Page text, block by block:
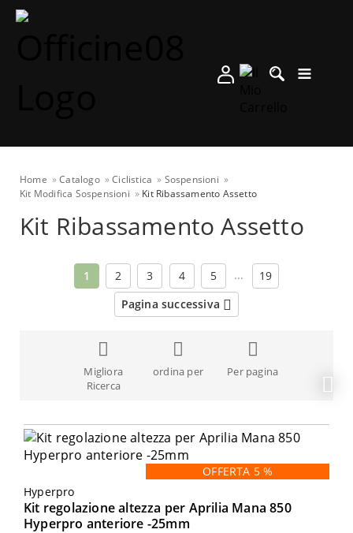
Home Catalogo Ciclistica
Sospensioni
Kit Modifica Sospensioni
Kit Ribassamento Assetto
Kit Ribassamento Assetto
1 2 3 4 5 …
19
Pagina successiva
Migliora
Ricerca
ordina per Per pagina
OFFERTA 5 %
Hyperpro
Kit regolazione altezza per Aprilia Mana 850
Hyperpro anteriore -25mm